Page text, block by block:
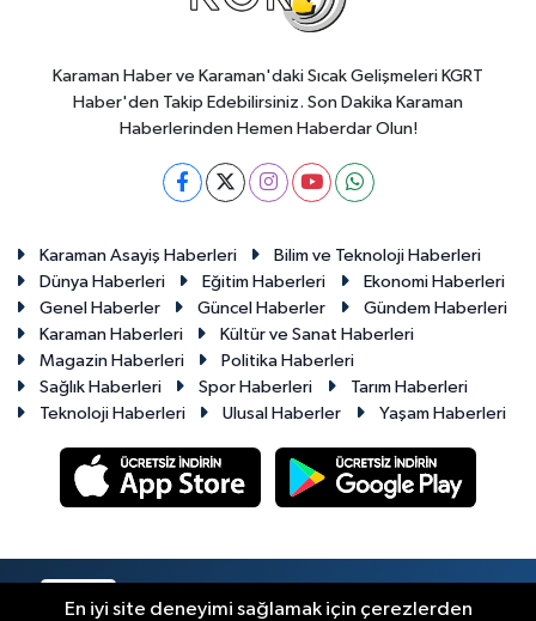
Karaman Haber ve Karaman'daki Sıcak Gelişmeleri KGRT
Haber'den Takip Edebilirsiniz. Son Dakika Karaman
Haberlerinden Hemen Haberdar Olun!
Karaman Asayiş Haberleri
Bilim ve Teknoloji Haberleri
Dünya Haberleri
Eğitim Haberleri
Ekonomi Haberleri
Genel Haberler
Güncel Haberler
Gündem Haberleri
Karaman Haberleri
Kültür ve Sanat Haberleri
Magazin Haberleri
Politika Haberleri
Sağlık Haberleri
Spor Haberleri
Tarım Haberleri
Teknoloji Haberleri
Ulusal Haberler Yaşam Haberleri
En iyi site deneyimi sağlamak için çerezlerden